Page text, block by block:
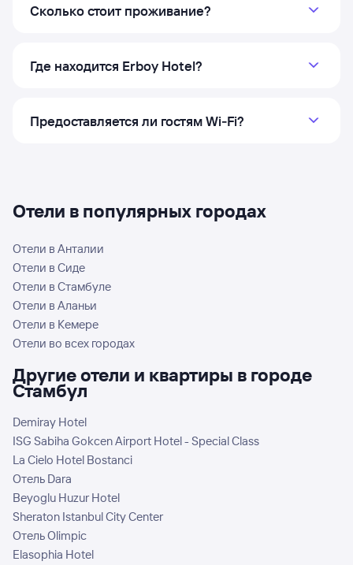
Сколько стоит проживание?
Где находится Erboy Hotel?
Предоставляется ли гостям Wi‑Fi?
Отели в популярных городах
Отели в Анталии
Отели в Сиде
Отели в Стамбуле
Отели в Аланьи
Отели в Кемере
Отели во всех городах
Другие отели и квартиры в городе
Стамбул
Demiray Hotel
ISG Sabiha Gokcen Airport Hotel - Special Class
La Cielo Hotel Bostanci
Отель Dara
Beyoglu Huzur Hotel
Sheraton Istanbul City Center
Отель Olimpic
Elasophia Hotel